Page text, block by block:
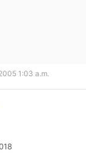
1:03 a.m.